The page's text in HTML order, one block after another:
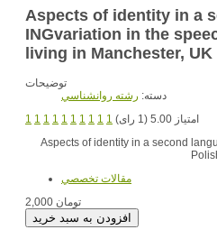
Aspects of identity in a
INGvariation in the
living in Manchester, UK
توضیحات
دسته: رشته روانشناسي
1 1 1 1 1 1 1 1 1 1
امتیاز 5.00 (1 رای)
Aspects of identity in a second
مقالات تخصصي
2,000 تومان